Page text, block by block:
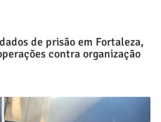
de prisão em Fortaleza,
contra organização